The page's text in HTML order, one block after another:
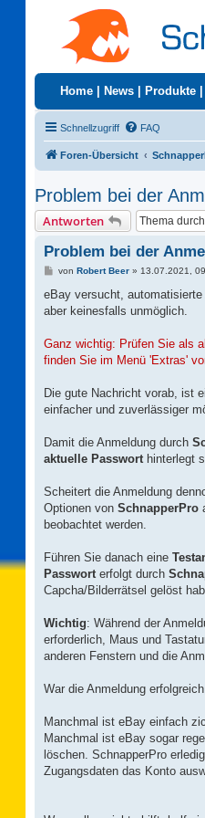
Home News Produkte
Schnellzugriff FAQ
Foren-Übersicht
Problem bei der
Antworten
Problem bei der
B
i
r
von Robert Beer» 13.07.2021,
eBay versucht,
aber keinesfalls unmöglich.
Ganz wichtig: Prüfen Sie als
finden Sie im Menü 'Extras'
Die gute Nachricht vorab, ist
einfacher und zuverlässiger
Damit die Anmeldung durch
aktuelle Passworthinterlegt
Scheitert die Anmeldung
Optionen von SchnapperPro
beobachtet werden.
Führen Sie danach eine
Passwort erfolgt durch
Capcha/Bilderrätsel gelöst
Wichtig: Während der
erforderlich, Maus und
anderen Fenstern und die
War die Anmeldung
Manchmal ist eBay einfach
Manchmal ist eBay sogar
löschen. SchnapperPro
Zugangsdaten das Konto